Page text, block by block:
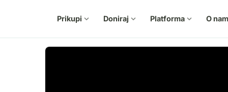
Prikupi expand_more Doniraj expand_more Platforma expand_more O